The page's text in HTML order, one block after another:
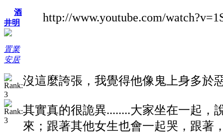
酒
井明
置業
安居
http://www.youtube.com/
沒這麼誇張，我覺得他像鬼上身多於
其實真的很詭異........大家坐在一起，
來；跟著其他女生也會一起哭，跟著